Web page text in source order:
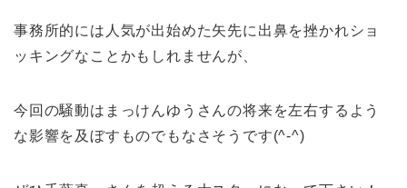
事務所的には人気が出始めた矢先に出鼻を挫かれショ
ッキングなことかもしれませんが、
今回の騒動はまっけんゆうさんの将来を左右するよう
な影響を及ぼすものでもなさそうです(^-^)